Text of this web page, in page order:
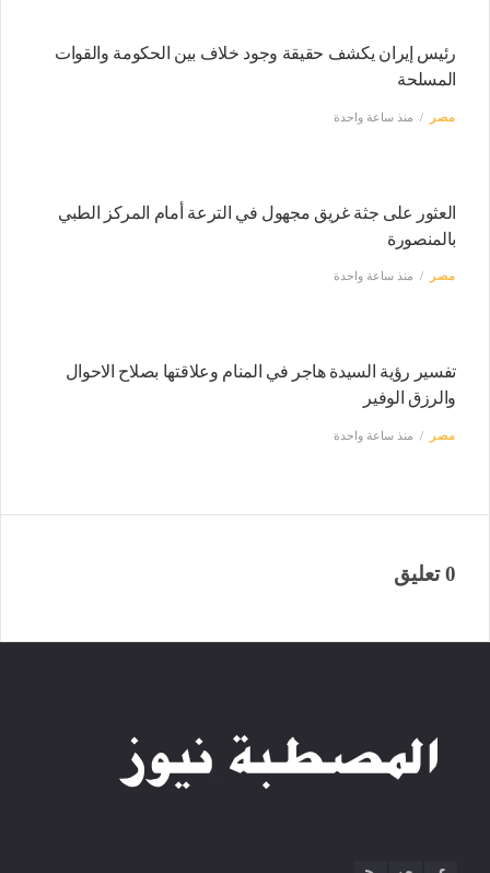
رئيس إيران يكشف حقيقة وجود خلاف بين الحكومة والقوات
المسلحة
مصر منذ ساعة واحدة
العثور على جثة غريق مجهول في الترعة أمام المركز الطبي
بالمنصورة
مصر منذ ساعة واحدة
تفسير رؤية السيدة هاجر في المنام وعلاقتها بصلاح الاحوال
والرزق الوفير
مصر منذ ساعة واحدة
0 تعليق